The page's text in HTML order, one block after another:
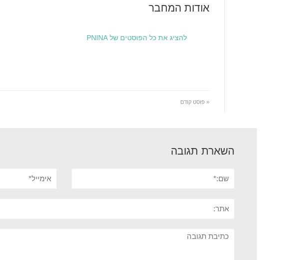
אודות המחבר
להציג את כל הפוסטים של PNINA
« פוסט קודם
השארת תגובה